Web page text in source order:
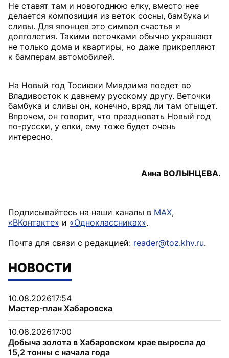
Не ставят там и новогоднюю елку, вместо нее
делается композиция из веток сосны, бамбука и
сливы. Для японцев это символ счастья и
долголетия. Такими веточками обычно украшают
не только дома и квартиры, но даже прикрепляют
к бамперам автомобилей.
На Новый год Тосиюки Миядзима поедет во
Владивосток к давнему русскому другу. Веточки
бамбука и сливы он, конечно, вряд ли там отыщет.
Впрочем, он говорит, что праздновать Новый год
по-русски, у елки, ему тоже будет очень
интересно.
Анна ВОЛЫНЦЕВА.
Подписывайтесь на наши каналы в MAX,
«ВКонтакте» и «Одноклассниках».
Почта для связи с редакцией: reader@toz.khv.ru.
НОВОСТИ
10.08.202617:54
Мастер-план Хабаровска
10.08.202617:00
Добыча золота в Хабаровском крае выросла до
15,2 тонны с начала года